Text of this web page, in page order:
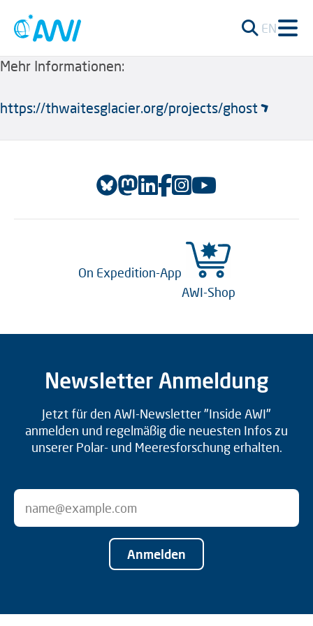
EN
Mehr Informationen:
https://thwaitesglacier.org/projects/ghost
On Expedition-App
AWI-Shop
Newsletter Anmeldung
Jetzt für den AWI-Newsletter "Inside AWI"
anmelden und regelmäßig die neuesten Infos zu
unserer Polar- und Meeresforschung erhalten.
Anmelden